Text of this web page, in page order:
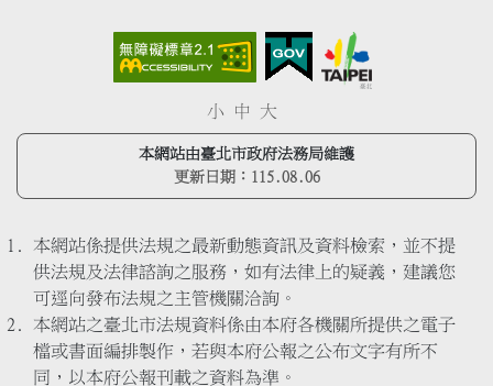
小 中 大
本網站由臺北市政府法務局維護
更新日期： 115.08.06
本網站係提供法規之最新動態資訊及資料檢索，並不提
供法規及法律諮詢之服務，如有法律上的疑義，建議您
可逕向發布法規之主管機關洽詢。
本網站之臺北市法規資料係由本府各機關所提供之電子
檔或書面編排製作，若與本府公報之公布文字有所不
同，以本府公報刊載之資料為準。